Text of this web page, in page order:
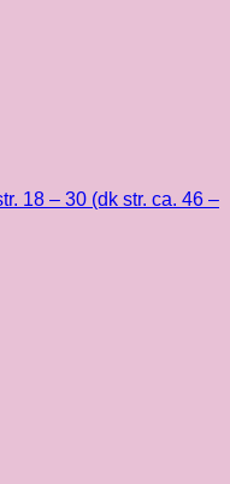
18 – 30 (dk str. ca. 46 –